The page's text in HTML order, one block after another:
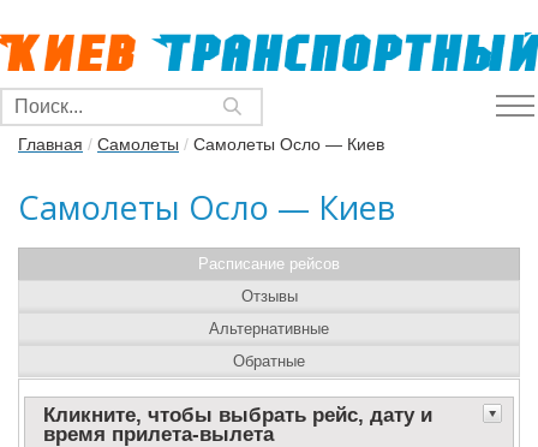
Главная / Самолеты / Самолеты Осло — Киев
Самолеты Осло — Киев
Расписание рейсов
Кликните, чтобы выбрать рейс, дату и
время прилета-вылета
Отзывы
Альтернативные
Обратные